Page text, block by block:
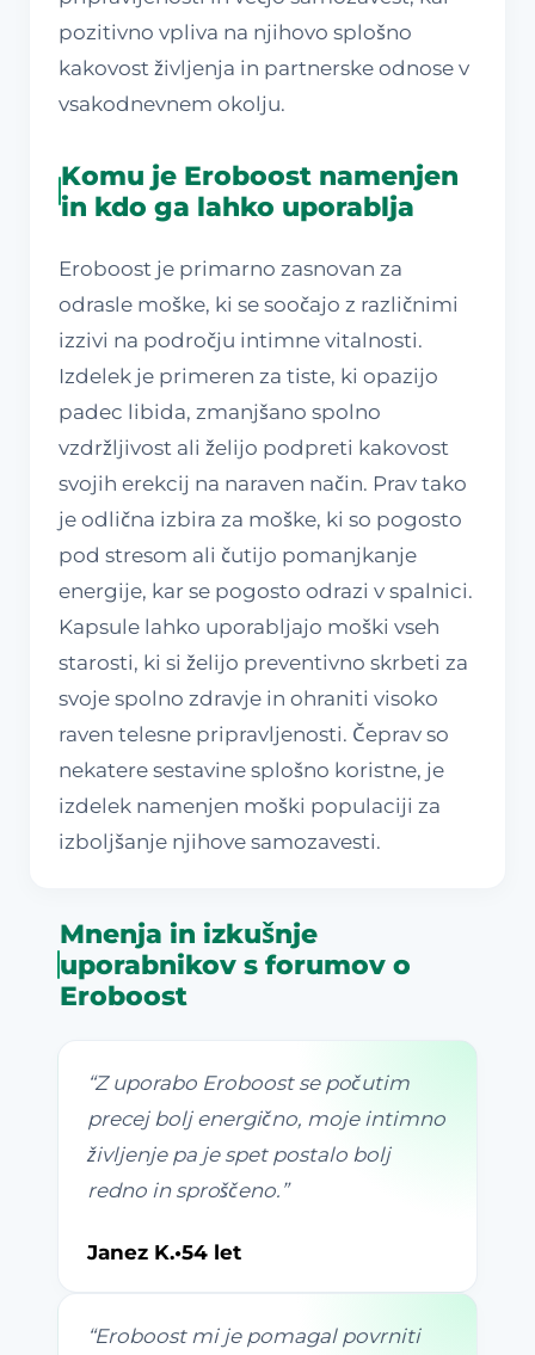
pozitivno vpliva na njihovo splošno
kakovost življenja in partnerske odnose v
vsakodnevnem okolju.
Komu je Eroboost namenjen
in kdo ga lahko uporablja
Eroboost je primarno zasnovan za
odrasle moške, ki se soočajo z različnimi
izzivi na področju intimne vitalnosti.
Izdelek je primeren za tiste, ki opazijo
padec libida, zmanjšano spolno
vzdržljivost ali želijo podpreti kakovost
svojih erekcij na naraven način. Prav tako
je odlična izbira za moške, ki so pogosto
pod stresom ali čutijo pomanjkanje
energije, kar se pogosto odrazi v spalnici.
Kapsule lahko uporabljajo moški vseh
starosti, ki si želijo preventivno skrbeti za
svoje spolno zdravje in ohraniti visoko
raven telesne pripravljenosti. Čeprav so
nekatere sestavine splošno koristne, je
izdelek namenjen moški populaciji za
izboljšanje njihove samozavesti.
Mnenja in izkušnje
uporabnikov s forumov o
Eroboost
“Z uporabo Eroboost se počutim
precej bolj energično, moje intimno
življenje pa je spet postalo bolj
redno in sproščeno. ”
Janez K.•54 let
“Eroboost mi je pomagal povrniti